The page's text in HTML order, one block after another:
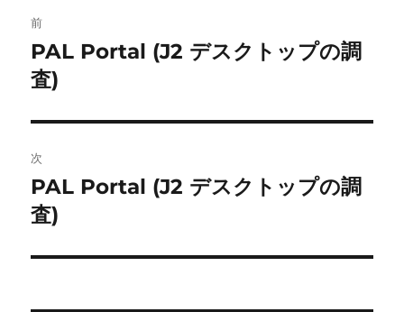
稿
ナ
ビ
ゲ
ー
シ
前
前
の
稿:
PAL Portal (J2 デスクトップの調
査)
次
次
の
稿:
PAL Portal (J2 デスクトップの調
査)